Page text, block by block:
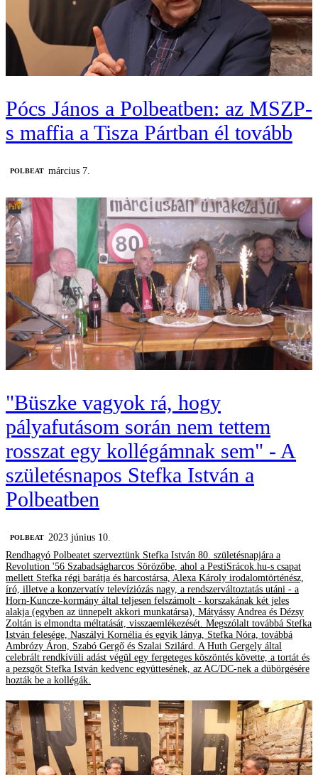
Pócs János a Polbeatben: az MSZP-
s maffia a Tisza Pártban él tovább
‎POLBEAT március 7.
"Büszke vagyok rá, hogy
pályafutásom során nem tettem
rosszat egy kollégámnak sem" - A
születésnapos Stefka István a
Polbeatben
‎POLBEAT 2023 június 10.
Rendhagyó Polbeatet szerveztünk Stefka István 80. születésnapjára a
Revolution '56 Szabadságharcos Sörözőbe, ahol a PestiSrácok.hu-s csapat
mellett Stefka régi barátja és harcostársa, Alexa Károly irodalomtörténész,
író, illetve a konzervatív televíziózás nagy, a rendszerváltoztatás utáni - a
Horn-Kuncze-kormány által teljesen felszámolt - korszakának két jeles
alakja (egyben az ünnepelt akkori munkatársa), Mátyássy Andrea és Dézsy
Zoltán is elmondta méltatását, visszaemlékezését. Megszólalt továbbá Stefka
István felesége, Naszályi Kornélia és egyik lánya, Stefka Nóra, továbbá
Ambrózy Áron, Szabó Gergő és Szalai Szilárd. A Huth Gergely által
celebrált rendkívüli adást végül egy fergeteges köszöntés követte, a tortát és
a pezsgőt Stefka István kedvenc együttesének, az AC/DC-nek a dübörgésére
hozták be a kollégák.